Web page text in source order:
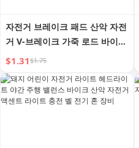
자전거 브레이크 패드 산악 자전
거 V-브레이크 가죽 로드 바이크
자전거 고무 브레이크 고무 브레
이크
$1.31$1.75